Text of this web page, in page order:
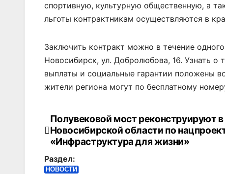
спортивную, культурную общественную, а
льготы контрактникам осуществляются в
Заключить контракт можно в течение
Новосибирск, ул. Добролюбова, 16. Узнать о
выплаты и социальные гарантии положены
жители региона могут по бесплатному
Навигация
по
записям
Полувековой мост реконструируют в
Новосибирской области по
«Инфраструктура для жизни»
Раздел:
НОВОСТИ